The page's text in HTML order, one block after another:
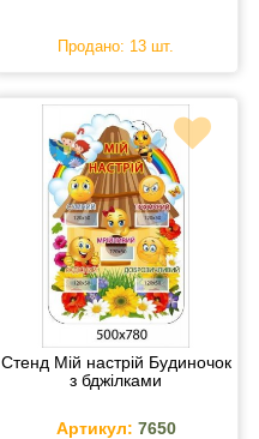
Продано: 13 шт.
Стенд Мій настрій Будиночок
з бджілками
Артикул: 7650